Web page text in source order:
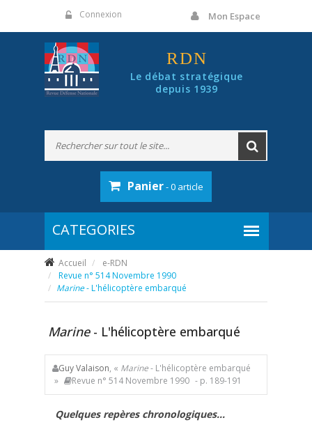
Connexion Mon Espace
RDN
Le débat stratégique
depuis 1939
Panier- 0 article
Accueil
e-RDN
Revue n° 514 Novembre 1990
Marine- L'hélicoptère embarqué
Marine - L'hélicoptère embarqué
Guy Valaison, « Marine- L'hélicoptère embarqué
»
Revue n° 514 Novembre 1990 - p. 189-191
Quelques repères chronologiques…